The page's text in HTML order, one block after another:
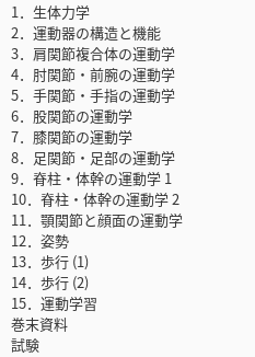
1．生体力学
2．運動器の構造と機能
3．肩関節複合体の運動学
4．肘関節・前腕の運動学
5．手関節・手指の運動学
6．股関節の運動学
7．膝関節の運動学
8．足関節・足部の運動学
9．脊柱・体幹の運動学 1
10．脊柱・体幹の運動学 2
11．顎関節と顔面の運動学
12．姿勢
13．歩行 (1)
14．歩行 (2)
15．運動学習
巻末資料
試験